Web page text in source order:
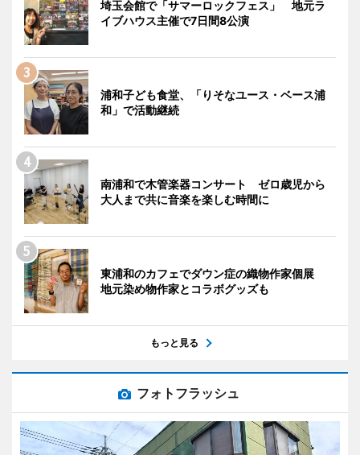
埼玉会館で「サマーロックフェス」 地元ラ
イブハウス主催で7日間8公演
浦和子ども食堂、「りそなユース・ベース浦
和」で活動継続
南浦和で木管楽器コンサート ゼロ歳児から
大人まで共に音楽を楽しむ時間に
東浦和のカフェでダウン症の織物作家個展
地元染め物作家とコラボグッズも
もっと見る
フォトフラッシュ